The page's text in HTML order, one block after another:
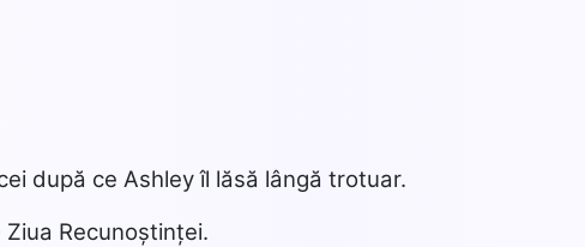
după ce Ashley îl lăsă lângă trotuar.
Recunoștinței.